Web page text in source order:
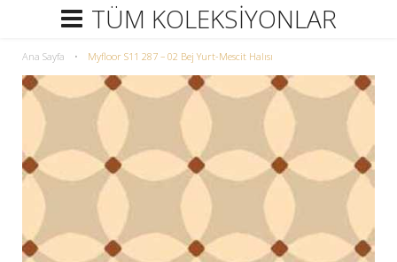
TÜM KOLEKSIYONLAR
Ana Sayfa • Myfloor S11 287 – 02 Bej Yurt-Mescit Halısı